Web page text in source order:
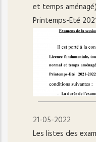
et temps
Printemps-Eté
21-05-2022
Les listes des